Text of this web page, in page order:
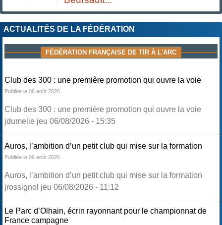
ACTUALITÉS DE LA FÉDÉRATION
FÉDÉRATION FRANÇAISE DE TIR À L'ARC
Club des 300 : une première promotion qui ouvre la voie
Publiée le 06 août 2026
Club des 300 : une première promotion qui ouvre la voie
jdumelie jeu 06/08/2026 - 15:35
Auros, l’ambition d’un petit club qui mise sur la formation
Publiée le 06 août 2026
Auros, l’ambition d’un petit club qui mise sur la formation
jrossignol jeu 06/08/2026 - 11:12
Le Parc d’Olhain, écrin rayonnant pour le championnat de
France campagne